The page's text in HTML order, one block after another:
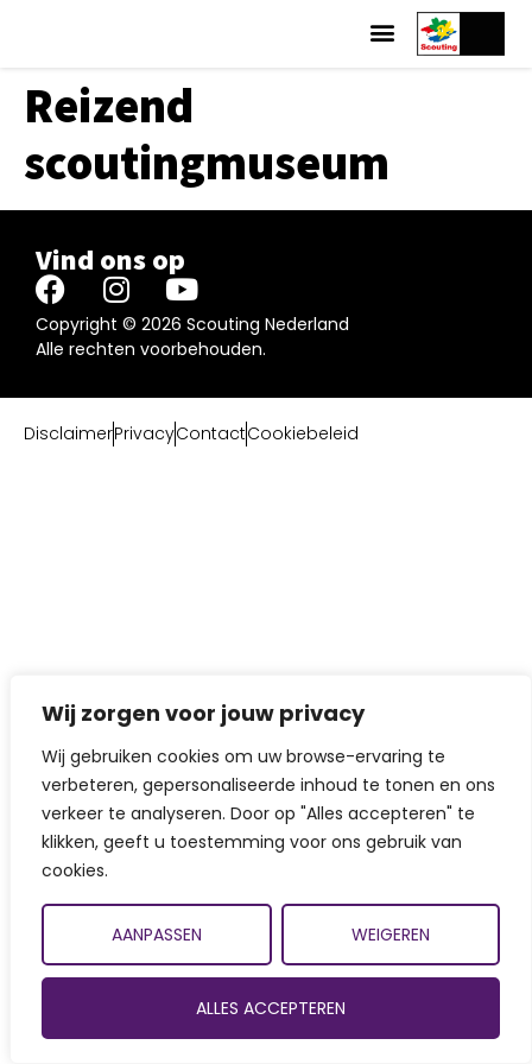
Wij zorgen voor jouw privacy
Wij gebruiken cookies om uw browse-ervaring te
verbeteren, gepersonaliseerde inhoud te tonen en ons
verkeer te analyseren. Door op "Alles accepteren" te
klikken, geeft u toestemming voor ons gebruik van
cookies.
AANPASSEN WEIGEREN
ALLES ACCEPTEREN
Reizend
scoutingmuseum
Vind ons op
Copyright © 2026 Scouting Nederland
Alle rechten voorbehouden.
DisclaimerPrivacyContactCookiebeleid